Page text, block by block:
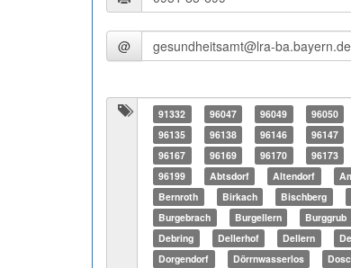
@
91332 96047 96049 96050
96135
96138 96146 96147
96167
96169 96170 96173
96199
Abtsdorf Altendorf
Bernroth
Birkach Bischberg
Burgebrach
Burgellern Burggrub
Debring
Dellerhof Dellern
Dorgendorf
Dörrnwasserlos